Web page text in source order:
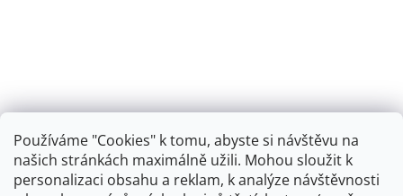
Používáme "Cookies" k tomu, abyste si návštěvu na
našich stránkách maximálně užili. Mohou sloužit k
personalizaci obsahu a reklam, k analýze návštěvnosti